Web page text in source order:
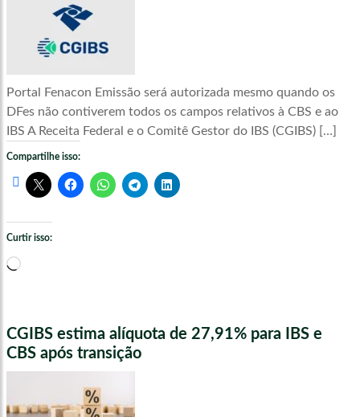
Portal Fenacon Emissão será autorizada mesmo quando os
DFes não contiverem todos os campos relativos à CBS e ao
IBS A Receita Federal e o Comitê Gestor do IBS (CGIBS) […]
Compartilhe isso:
Curtir isso:
Carregando...
CGIBS estima alíquota de 27,91% para IBS e
CBS após transição